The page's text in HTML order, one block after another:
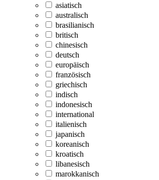
asiatisch
australisch
brasilianisch
britisch
chinesisch
deutsch
europäisch
französisch
griechisch
indisch
indonesisch
international
italienisch
japanisch
koreanisch
kroatisch
libanesisch
marokkanisch